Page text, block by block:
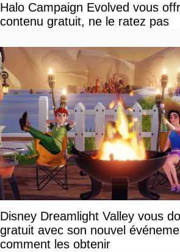
Halo Campaign Evolved vous
contenu gratuit, ne le ratez pas
Disney Dreamlight Valley vous
gratuit avec son nouvel
comment les obtenir